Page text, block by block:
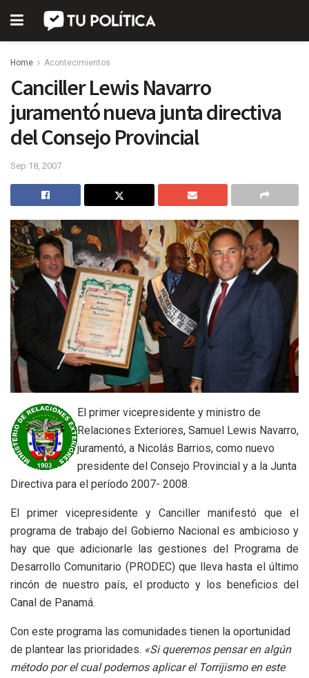
Home Acontecimientos
Canciller Lewis Navarro
juramentó nueva junta directiva
del Consejo Provincial
Sep 18, 2007
El primer vicepresidente y ministro de
Relaciones Exteriores, Samuel Lewis Navarro,
juramentó, a Nicolás Barrios, como nuevo
presidente del Consejo Provincial y a la Junta
Directiva para el período 2007- 2008.
El primer vicepresidente y Canciller manifestó que el
programa de trabajo del Gobierno Nacional es ambicioso y
hay que que adicionarle las gestiones del Programa de
Desarrollo Comunitario (PRODEC) que lleva hasta el último
rincón de nuestro país, el producto y los beneficios del
Canal de Panamá.
Con este programa las comunidades tienen la oportunidad
de plantear las prioridades. «Si queremos pensar en algún
método por el cual podemos aplicar el Torrijismo en este